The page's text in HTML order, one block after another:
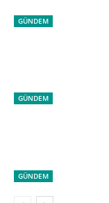
GÜNDEM
GÜNDEM
GÜNDEM